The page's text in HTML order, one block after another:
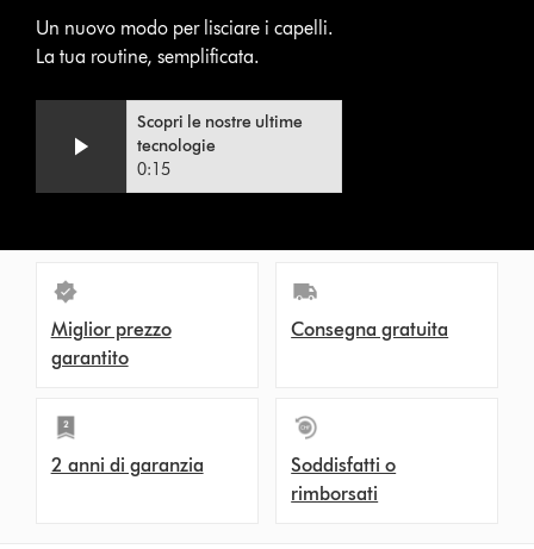
Un nuovo modo per lisciare i capelli.
La tua routine, semplificata.
Transcript
trascrizione
video
Scopri le nostre ultime
tecnologie
0:15
Miglior prezzo
garantito
Consegna gratuita
2 anni di garanzia
Soddisfatti o
rimborsati